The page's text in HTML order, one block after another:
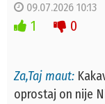
09.07.2026 10:13
1 0
Za,Taj maut:
oprostaj on nije